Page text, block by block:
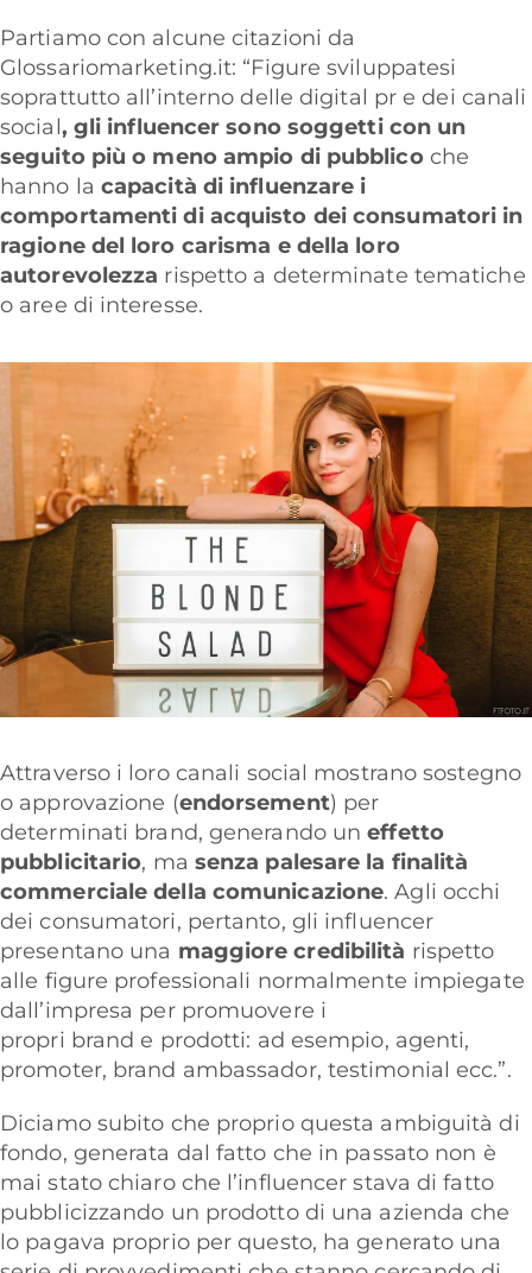
Partiamo con alcune citazioni da
Glossariomarketing.it: “Figure sviluppatesi
soprattutto all’interno delle digital pr e dei canali
social, gli influencer sono soggetti con un
seguito più o meno ampio di pubblicoche
hanno la capacità di influenzare i
comportamenti di acquisto dei consumatori in
ragione del loro carisma e della loro
autorevolezza rispetto a determinate tematiche
o aree di interesse.
Attraverso i loro canali social mostrano sostegno
o approvazione (endorsement) per
determinati brand, generando uneffetto
pubblicitario, ma senza palesare la finalità
commerciale della comunicazione. Agli occhi
dei consumatori, pertanto, gli influencer
presentano una maggiore credibilità rispetto
alle figure professionali normalmente impiegate
dall’impresa per promuovere i
propri brand e prodotti: ad esempio, agenti,
promoter, brand ambassador, testimonial ecc.”.
Diciamo subito che proprio questa ambiguità di
fondo, generata dal fatto che in passato non è
mai stato chiaro che l’influencer stava di fatto
pubblicizzando un prodotto di una azienda che
lo pagava proprio per questo, ha generato una